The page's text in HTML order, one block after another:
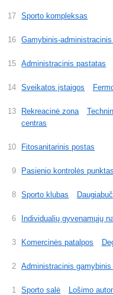
17 Sporto kompleksas
16 Gamybinis-
15 Administracinis pastatas
14 Sveikatos įstaigos
13 Rekreacinė zona
centras
10 Fitosanitarinis postas
9 Pasienio kontrolės
8 Sporto klubas
6 Individualių gyvenamųjų
3 Komercinės patalpos
2 Administracinis
1 Sporto salė Lošimo